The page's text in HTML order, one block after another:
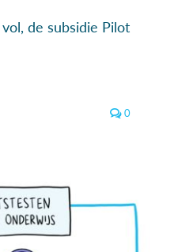
de subsidie Pilot
0